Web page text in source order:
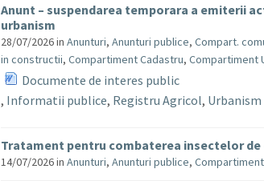
Anunt – suspendarea temporara a emiterii
urbanism
28/07/2026inAnunturi,Anunturi publice,Compart.
in constructii,Compartiment Cadastru,Compartiment
Documente de interes public
, Informatii publice, Registru Agricol, Urbanism
Tratament pentru combaterea insectelor
14/07/2026inAnunturi,Anunturi publice,